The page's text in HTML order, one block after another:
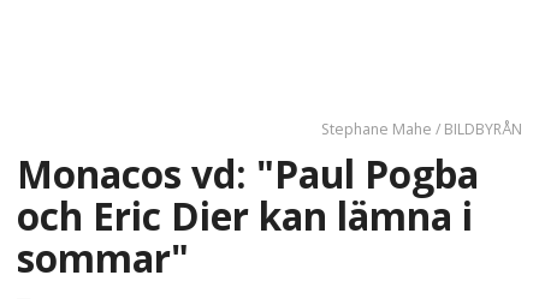
Stephane Mahe / BILDBYRÅN
Monacos vd: "Paul Pogba
och Eric Dier kan lämna i
sommar"